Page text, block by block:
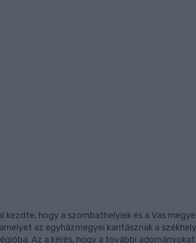
kezdte, hogy a szombathelyiek és a Vas
az egyházmegyei karitásznak a
Az a kérés, hogy a további